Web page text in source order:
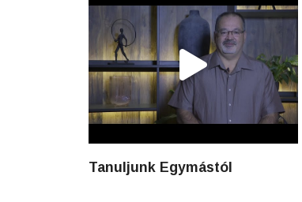
Tanuljunk Egymástól